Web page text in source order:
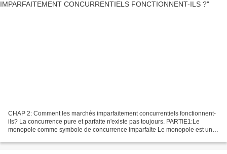
CHAP 2: Comment les marchés imparfaitement concurrentiels fonctionnent-
ils? La concurrence pure et parfaite n'existe pas toujours. PARTIE1:Le
monopole comme symbole de concurrence imparfaite Le monopole est une